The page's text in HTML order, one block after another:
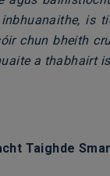
is
chun bheith
a thabhairt
Taighde